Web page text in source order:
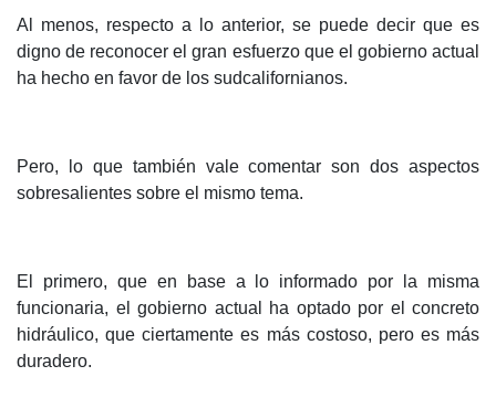
Al menos, respecto a lo anterior, se puede decir que es
digno de reconocer el gran esfuerzo que el gobierno actual
ha hecho en favor de los sudcalifornianos.
Pero, lo que también vale comentar son dos aspectos
sobresalientes sobre el mismo tema.
El primero, que en base a lo informado por la misma
funcionaria, el gobierno actual ha optado por el concreto
hidráulico, que ciertamente es más costoso, pero es más
duradero.